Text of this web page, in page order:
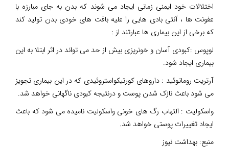
اختلالات خود ایمنی زمانی ایجاد می شوند که بدن به جای مبارزه با
عفونت ها ، آنتی بادی هایی را علیه بافت های خودی بدن تولید کند
که برخی از این بیماری ها عبارتند از :
لوپوس :کبودی آسان و خونریزی بیش از حد می تواند در اثر ابتلا به این
بیماری ایجاد شود.
آرتریت روماتوئید : داروهای کورتیکواستروئیدی که در این بیماری تجویز
می شود باعث نازک شدن پوست و درنتیجه کبودی ناگهانی خواهد شد.
واسکولیت : التهاب رگ های خونی واسکولیت نامیده می شود که باعث
ایجاد تغییرات پوستی خواهد شد.
منبع: بهداشت نیوز